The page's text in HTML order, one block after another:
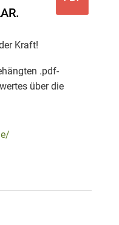
Kraft!
.pdf-
über die